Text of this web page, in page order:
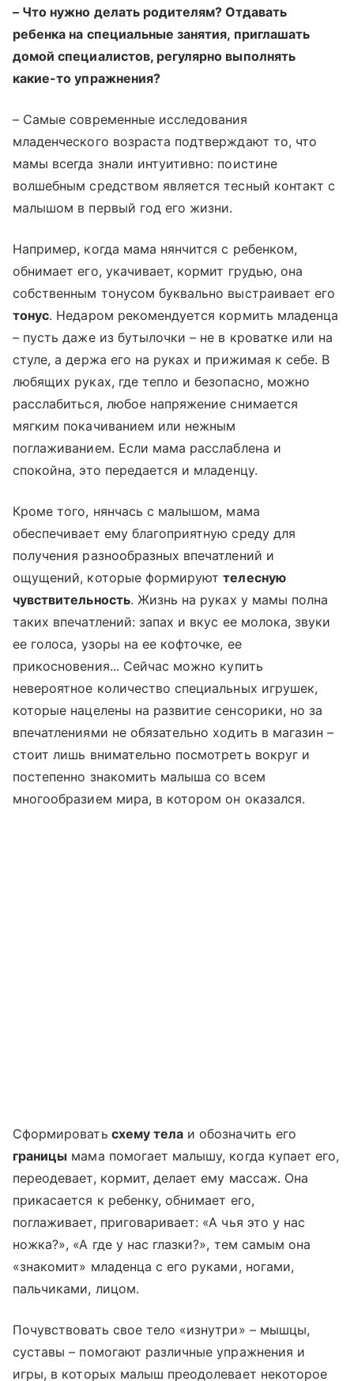
– Что нужно делать родителям? Отдавать
ребенка на специальные занятия, приглашать
домой специалистов, регулярно выполнять
какие-то упражнения?
– Самые современные исследования
младенческого возраста подтверждают то, что
мамы всегда знали интуитивно: поистине
волшебным средством является тесный контакт с
малышом в первый год его жизни.
Например, когда мама нянчится с ребенком,
обнимает его, укачивает, кормит грудью, она
собственным тонусом буквально выстраивает его
тонус. Недаром рекомендуется кормить младенца
– пусть даже из бутылочки – не в кроватке или на
стуле, а держа его на руках и прижимая к себе. В
любящих руках, где тепло и безопасно, можно
расслабиться, любое напряжение снимается
мягким покачиванием или нежным
поглаживанием. Если мама расслаблена и
спокойна, это передается и младенцу.
Кроме того, нянчась с малышом, мама
обеспечивает ему благоприятную среду для
получения разнообразных впечатлений и
ощущений, которые формируюттелесную
чувствительность. Жизнь на руках у мамы полна
таких впечатлений: запах и вкус ее молока, звуки
ее голоса, узоры на ее кофточке, ее
прикосновения... Сейчас можно купить
невероятное количество специальных игрушек,
которые нацелены на развитие сенсорики, но за
впечатлениями не обязательно ходить в магазин –
стоит лишь внимательно посмотреть вокруг и
постепенно знакомить малыша со всем
многообразием мира, в котором он оказался.
Сформировать схему тела и обозначить его
границы мама помогает малышу, когда купает его,
переодевает, кормит, делает ему массаж. Она
прикасается к ребенку, обнимает его,
поглаживает, приговаривает: «А чья это у нас
ножка?», «А где у нас глазки?», тем самым она
«знакомит» младенца с его руками, ногами,
пальчиками, лицом.
Почувствовать свое тело «изнутри» – мышцы,
суставы – помогают различные упражнения и
игры, в которых малыш преодолевает некоторое